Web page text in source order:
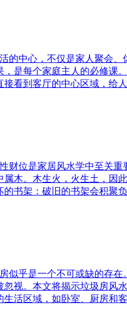
的中心，不仅是家人聚会
是每个家庭主人的必修
看到客厅的中心区域，给
财位是家居风水学中至关
木。木生火，火生土，
书架：破旧的书架会积聚
似乎是一个不可或缺的存
视。本文将揭示垃圾房
活区域，如卧室、厨房和